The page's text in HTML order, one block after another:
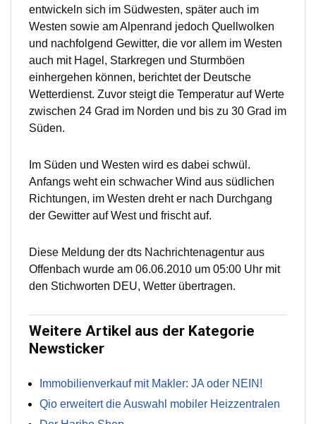
entwickeln sich im Südwesten, später auch im
Westen sowie am Alpenrand jedoch Quellwolken
und nachfolgend Gewitter, die vor allem im Westen
auch mit Hagel, Starkregen und Sturmböen
einhergehen können, berichtet der Deutsche
Wetterdienst. Zuvor steigt die Temperatur auf Werte
zwischen 24 Grad im Norden und bis zu 30 Grad im
Süden.
Im Süden und Westen wird es dabei schwül.
Anfangs weht ein schwacher Wind aus südlichen
Richtungen, im Westen dreht er nach Durchgang
der Gewitter auf West und frischt auf.
Diese Meldung der dts Nachrichtenagentur aus
Offenbach wurde am 06.06.2010 um 05:00 Uhr mit
den Stichworten DEU, Wetter übertragen.
Weitere Artikel aus der Kategorie
Newsticker
Immobilienverkauf mit Makler: JA oder NEIN!
Qio erweitert die Auswahl mobiler Heizzentralen